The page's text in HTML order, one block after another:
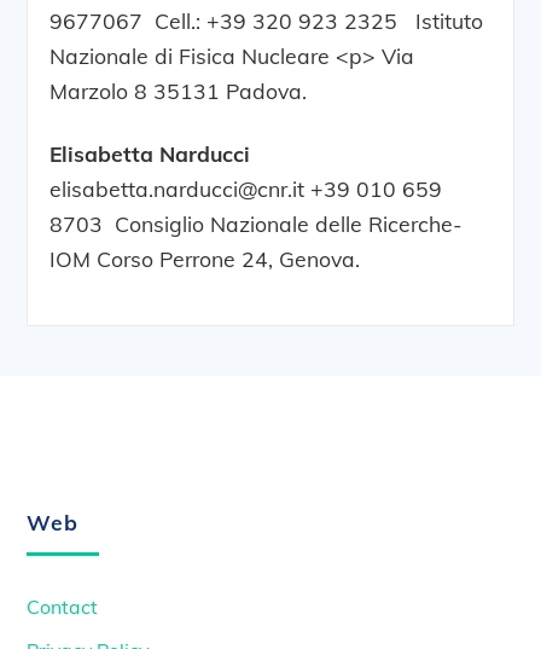
9677067 Cell.: +39 320 923 2325 Istituto
Nazionale di Fisica Nucleare <p> Via
Marzolo 8 35131 Padova.
Elisabetta Narducci
elisabetta.narducci@cnr.it +39 010 659
8703 Consiglio Nazionale delle Ricerche-
IOM Corso Perrone 24, Genova.
Web
Contact